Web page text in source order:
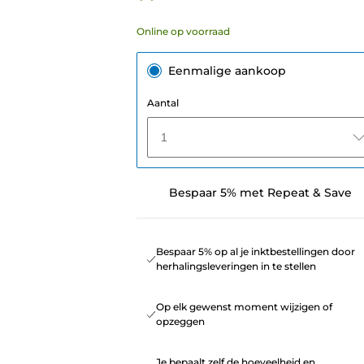
Online op voorraad
Eenmalige aankoop
Aantal
1
Bespaar 5% met Repeat & Save
Bespaar 5% op al je inktbestellingen door
herhalingsleveringen in te stellen
Op elk gewenst moment wijzigen of
opzeggen